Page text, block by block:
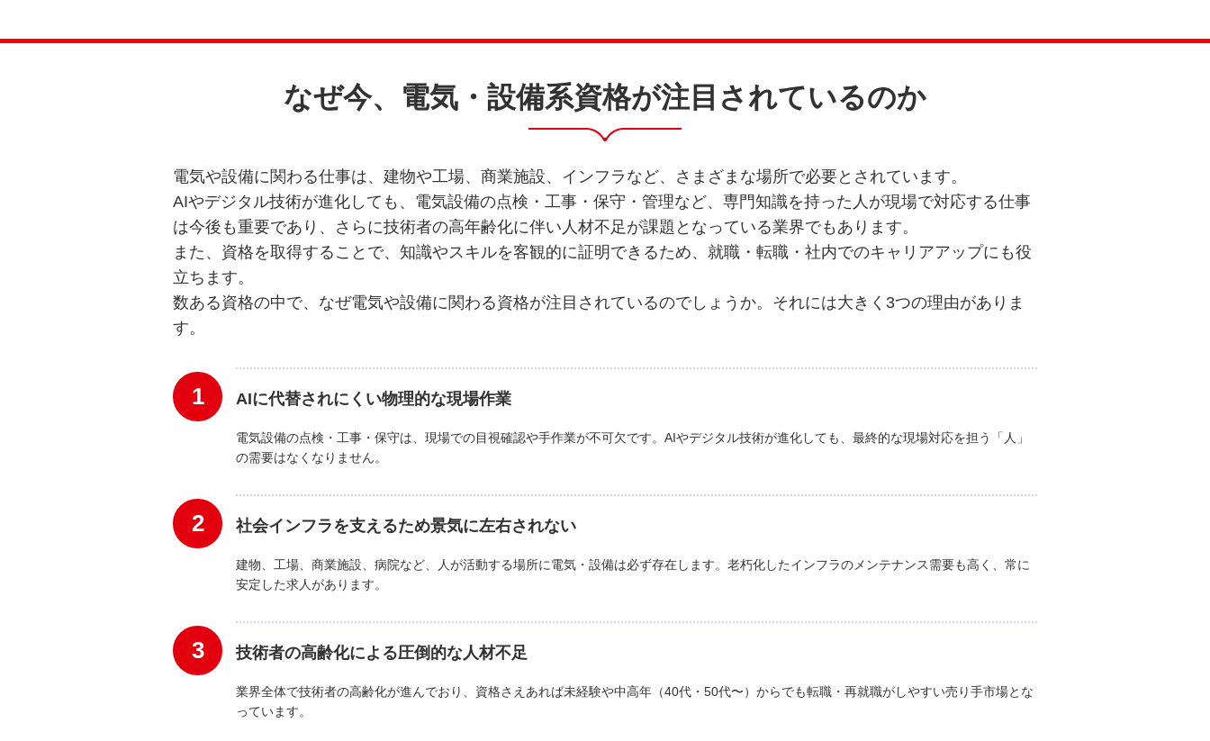
なぜ今、電気・設備系資格が注目されているのか
電気や設備に関わる仕事は、建物や工場、商業施設、インフラなど、さまざまな場所で必要とされています。
AIやデジタル技術が進化しても、電気設備の点検・工事・保守・管理など、専門知識を持った人が現場で対応する仕事
は今後も重要であり、さらに技術者の高年齢化に伴い人材不足が課題となっている業界でもあります。
また、資格を取得することで、知識やスキルを客観的に証明できるため、就職・転職・社内でのキャリアアップにも役
立ちます。
数ある資格の中で、なぜ電気や設備に関わる資格が注目されているのでしょうか。それには大きく3つの理由がありま
す。
1 AIに代替されにくい物理的な現場作業
電気設備の点検・工事・保守は、現場での目視確認や手作業が不可欠です。AIやデジタル技術が進化しても、最終的な現場対応を担う「人」
の需要はなくなりません。
2 社会インフラを支えるため景気に左右されない
建物、工場、商業施設、病院など、人が活動する場所に電気・設備は必ず存在します。老朽化したインフラのメンテナンス需要も高く、常に
安定した求人があります。
3 技術者の高齢化による圧倒的な人材不足
業界全体で技術者の高齢化が進んでおり、資格さえあれば未経験や中高年（40代・50代〜）からでも転職・再就職がしやすい売り手市場とな
っています。